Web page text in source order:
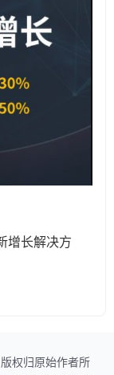
增长解决方
权归原始作者所